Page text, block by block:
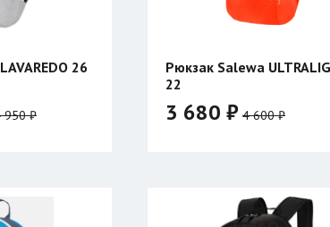
26
950 ₽
Рюкзак Salewa ULTRALIGHT
22
3 680 ₽ 4 600 ₽